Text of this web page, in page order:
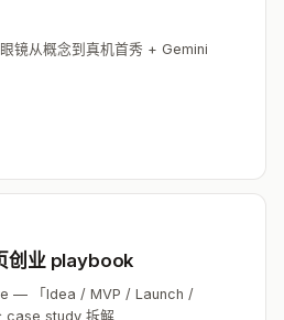
镜从概念到真机首秀 + Gemini
创业 playbook
— 「Idea / MVP / Launch /
case study 拆解